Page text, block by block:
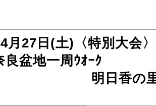
月27日(土)〈特別大会
良盆地一周ｳｵｰｸ
日香の里から